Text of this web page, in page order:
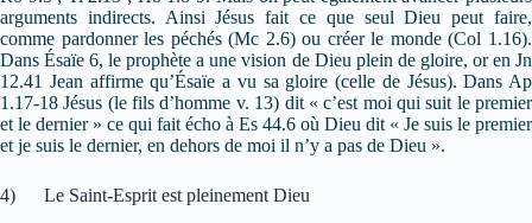
arguments indirects. Ainsi Jésus fait ce que seul Dieu peut faire,
comme pardonner les péchés (Mc 2.6) ou créer le monde (Col 1.16).
Dans Ésaïe 6, le prophète a une vision de Dieu plein de gloire, or en Jn
12.41 Jean affirme qu’Ésaïe a vu sa gloire (celle de Jésus). Dans Ap
1.17-18 Jésus (le fils d’homme v. 13) dit « c’est moi qui suit le premier
et le dernier » ce qui fait écho à Es 44.6 où Dieu dit « Je suis le premier
et je suis le dernier, en dehors de moi il n’y a pas de Dieu ».
4) Le Saint-Esprit est pleinement Dieu